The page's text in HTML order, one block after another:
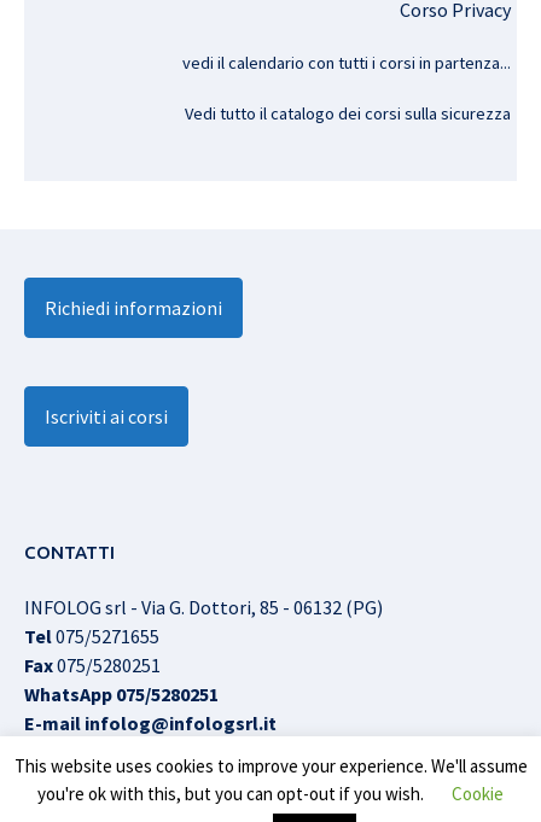
Corso Privacy
vedi il calendario con tutti i corsi in partenza...
Vedi tutto il catalogo dei corsi sulla sicurezza
Richiedi informazioni
Iscriviti ai corsi
CONTATTI
INFOLOG srl - Via G. Dottori, 85 - 06132 (PG)
Tel075/5271655
Fax075/5280251
WhatsApp 075/5280251
E-mail infolog@infologsrl.it
Infolog srl © All Rights Reserved |Cookies Policy
This website uses cookies to improve your experience. We'll assume
you're ok with this, but you can opt-out if you wish.
Cookie